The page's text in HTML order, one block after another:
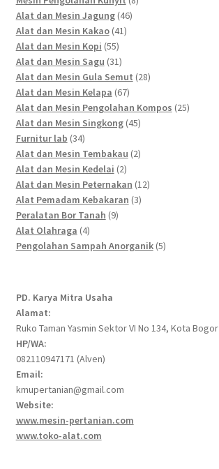
Alat dan Mesin Jagung 4646
Alat dan Mesin Kakao 4141
Alat dan Mesin Kopi 5555
products
Alat dan Mesin Sagu 3131
products
Alat dan Mesin Gula Semut 2828
Alat dan Mesin Kelapa 6767
products
Alat dan Mesin Pengolahan Kompos 2525
Alat dan Mesin Singkong 4545
Furnitur lab 3434
products
Alat dan Mesin Tembakau 22
Alat dan Mesin Kedelai 22
products
Alat dan Mesin Peternakan 1212
Alat Pemadam Kebakaran 33
Peralatan Bor Tanah 99
Alat Olahraga 44
products
Pengolahan Sampah Anorganik 55
PD. Karya Mitra Usaha
Alamat:
Ruko Taman Yasmin Sektor VI No 134, Kota Bogor
HP/WA:
082110947171 (Alven)
Email:
kmupertanian@gmail.com
Website:
www.mesin-pertanian.com
www.toko-alat.com